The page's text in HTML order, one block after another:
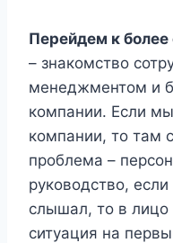
Перейдем к более
– знакомство
менеджментом и
компании. Если
компании, то там
проблема –
руководство,
слышал, то в лицо
ситуация на